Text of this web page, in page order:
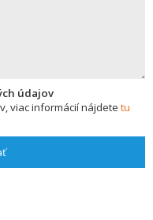
údajov
viac informácií nájdete tu